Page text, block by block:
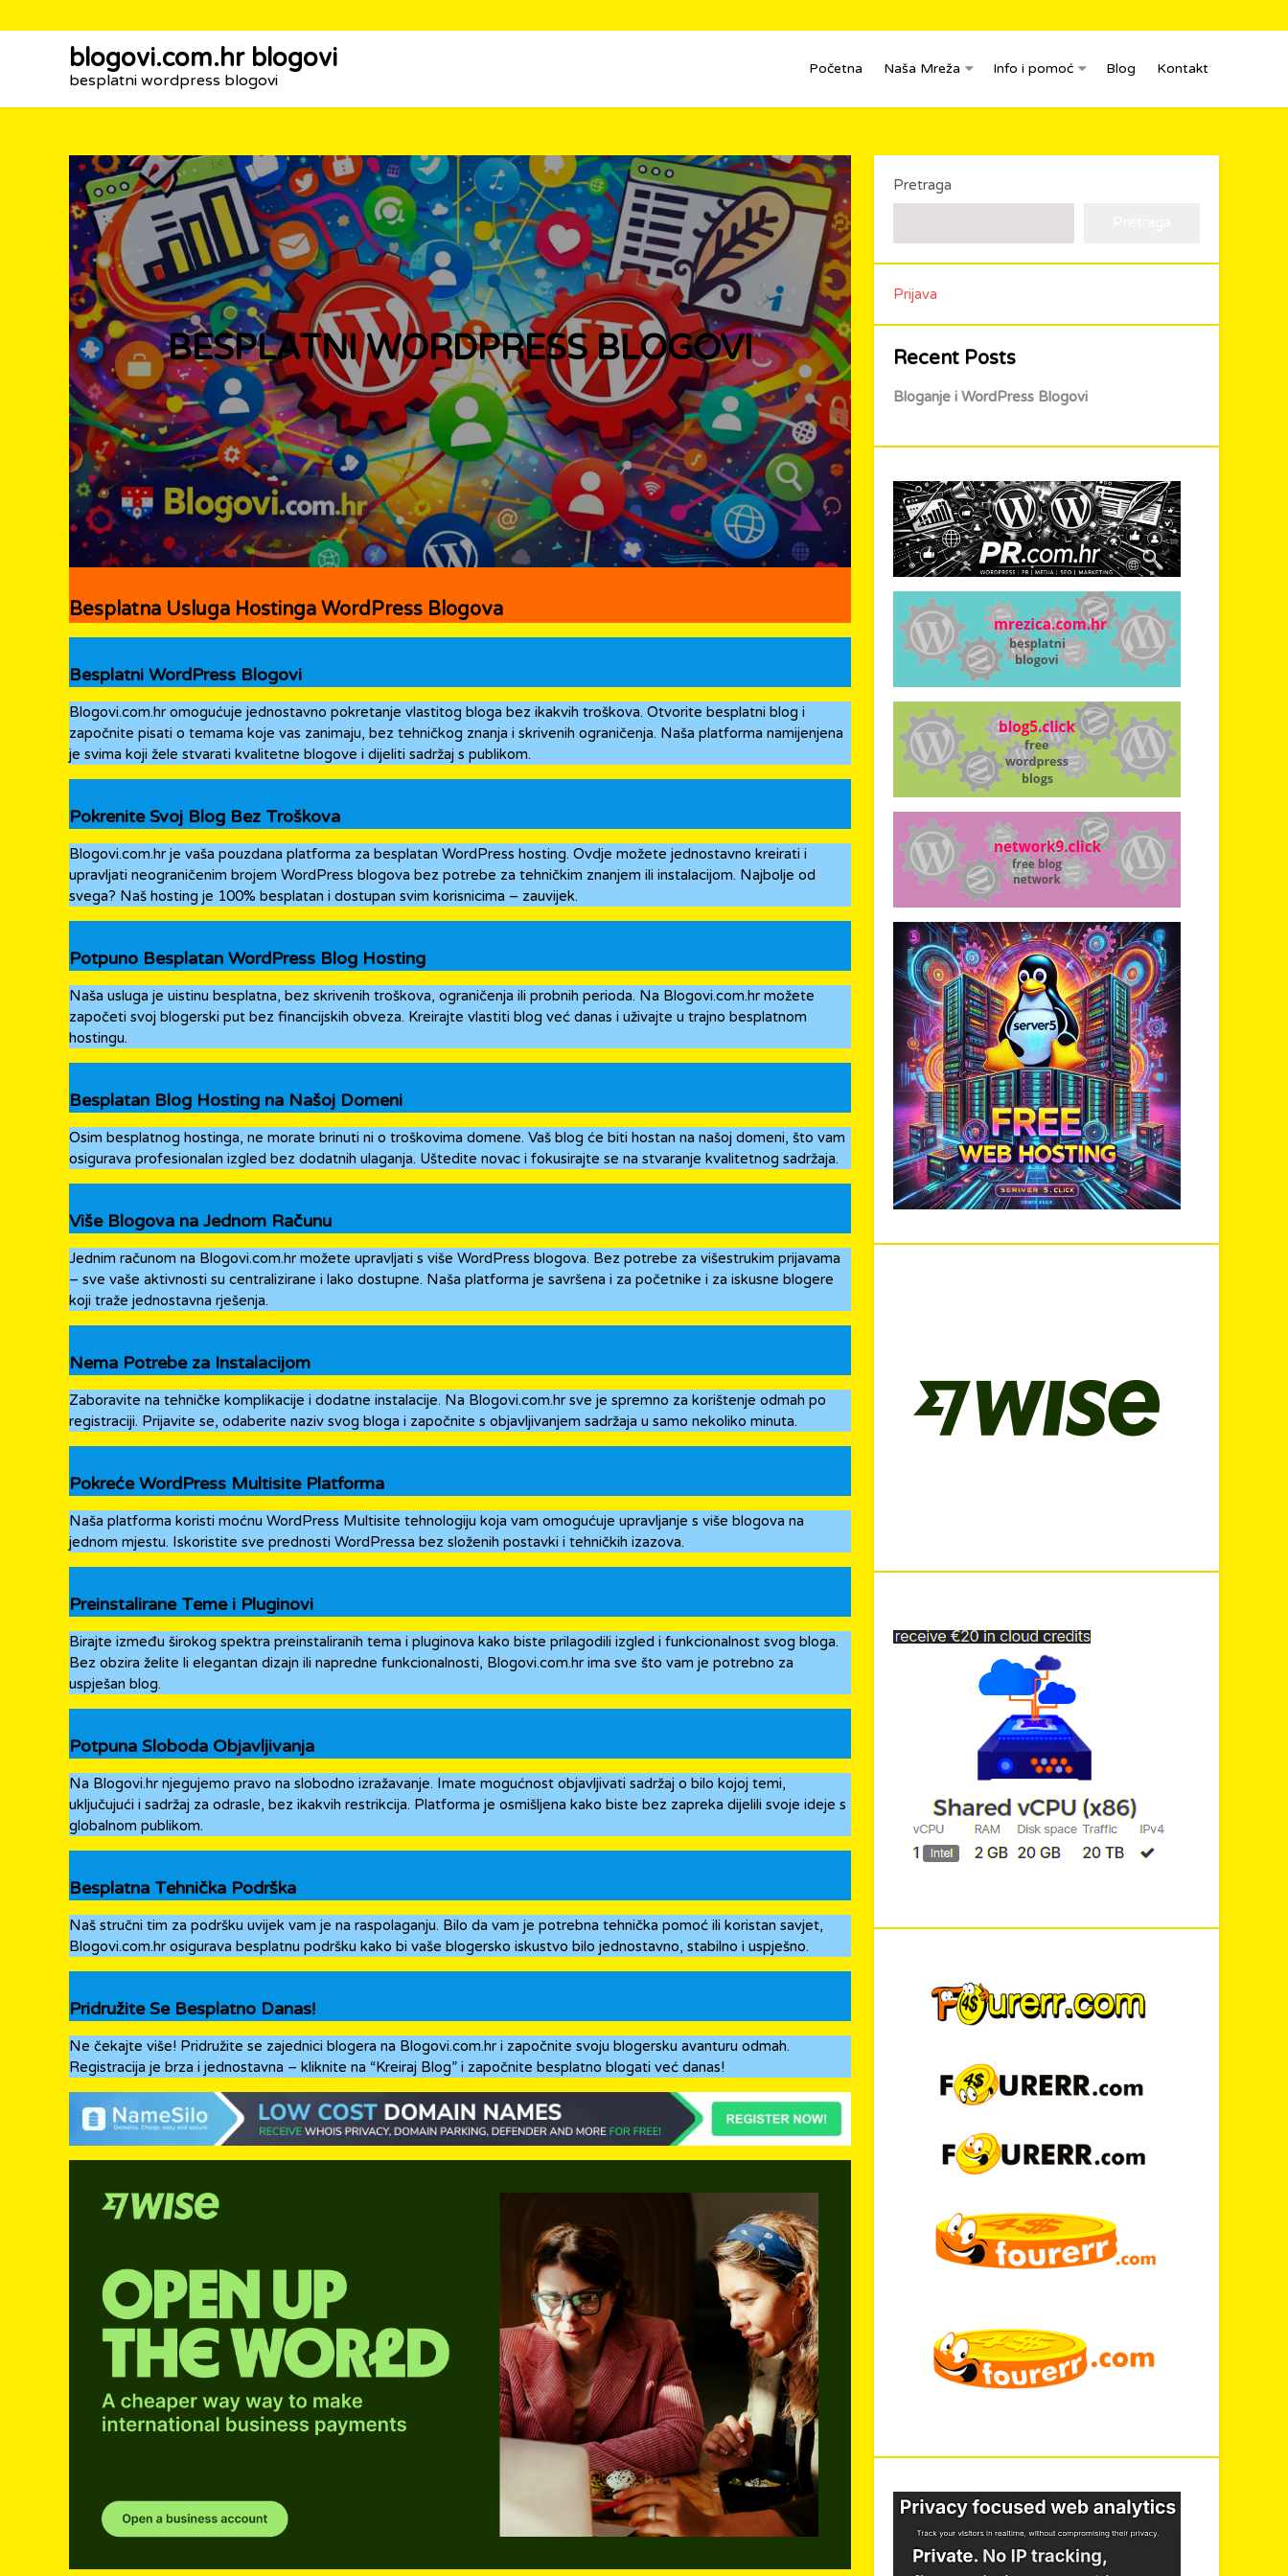
blogovi.com.hr blogovi
besplatni wordpress blogovi
Početna Naša Mreža Info i pomoć Blog Kontakt
BESPLATNI WORDPRESS BLOGOVI
Besplatna Usluga Hostinga WordPress Blogova
Besplatni WordPress Blogovi
Blogovi.com.hr omogućuje jednostavno pokretanje vlastitog bloga bez ikakvih troškova. Otvorite besplatni blog i
započnite pisati o temama koje vas zanimaju, bez tehničkog znanja i skrivenih ograničenja. Naša platforma namijenjena
je svima koji žele stvarati kvalitetne blogove i dijeliti sadržaj s publikom.
Pokrenite Svoj Blog Bez Troškova
Blogovi.com.hr je vaša pouzdana platforma za besplatan WordPress hosting. Ovdje možete jednostavno kreirati i
upravljati neograničenim brojem WordPress blogova bez potrebe za tehničkim znanjem ili instalacijom. Najbolje od
svega? Naš hosting je 100% besplatan i dostupan svim korisnicima – zauvijek.
Potpuno Besplatan WordPress Blog Hosting
Naša usluga je uistinu besplatna, bez skrivenih troškova, ograničenja ili probnih perioda. Na Blogovi.com.hr možete
započeti svoj blogerski put bez financijskih obveza. Kreirajte vlastiti blog već danas i uživajte u trajno besplatnom
hostingu.
Besplatan Blog Hosting na Našoj Domeni
Osim besplatnog hostinga, ne morate brinuti ni o troškovima domene. Vaš blog će biti hostan na našoj domeni, što vam
osigurava profesionalan izgled bez dodatnih ulaganja. Uštedite novac i fokusirajte se na stvaranje kvalitetnog sadržaja.
Više Blogova na Jednom Računu
Jednim računom na Blogovi.com.hr možete upravljati s više WordPress blogova. Bez potrebe za višestrukim prijavama
– sve vaše aktivnosti su centralizirane i lako dostupne. Naša platforma je savršena i za početnike i za iskusne blogere
koji traže jednostavna rješenja.
Nema Potrebe za Instalacijom
Zaboravite na tehničke komplikacije i dodatne instalacije. Na Blogovi.com.hr sve je spremno za korištenje odmah po
registraciji. Prijavite se, odaberite naziv svog bloga i započnite s objavljivanjem sadržaja u samo nekoliko minuta.
Pokreće WordPress Multisite Platforma
Naša platforma koristi moćnu WordPress Multisite tehnologiju koja vam omogućuje upravljanje s više blogova na
jednom mjestu. Iskoristite sve prednosti WordPressa bez složenih postavki i tehničkih izazova.
Preinstalirane Teme i Pluginovi
Birajte između širokog spektra preinstaliranih tema i pluginova kako biste prilagodili izgled i funkcionalnost svog bloga.
Bez obzira želite li elegantan dizajn ili napredne funkcionalnosti, Blogovi.com.hr ima sve što vam je potrebno za
uspješan blog.
Potpuna Sloboda Objavljivanja
Na Blogovi.hr njegujemo pravo na slobodno izražavanje. Imate mogućnost objavljivati sadržaj o bilo kojoj temi,
uključujući i sadržaj za odrasle, bez ikakvih restrikcija. Platforma je osmišljena kako biste bez zapreka dijelili svoje ideje s
globalnom publikom.
Besplatna Tehnička Podrška
Naš stručni tim za podršku uvijek vam je na raspolaganju. Bilo da vam je potrebna tehnička pomoć ili koristan savjet,
Blogovi.com.hr osigurava besplatnu podršku kako bi vaše blogersko iskustvo bilo jednostavno, stabilno i uspješno.
Pridružite Se Besplatno Danas!
Ne čekajte više! Pridružite se zajednici blogera na Blogovi.com.hr i započnite svoju blogersku avanturu odmah.
Registracija je brza i jednostavna – kliknite na “Kreiraj Blog” i započnite besplatno blogati već danas!
Pretraga
Prijava
Recent Posts
Bloganje i WordPress Blogovi